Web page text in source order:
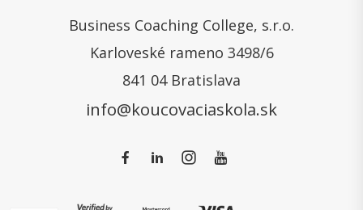
Business Coaching College, s.r.o.
Karloveské rameno 3498/6
841 04 Bratislava
info@koucovaciaskola.sk